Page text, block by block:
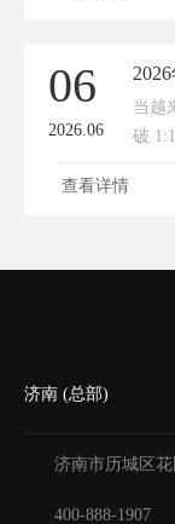
06
2026.06
当越
破
人，
查看详情
济南 (总部)
济南市历城区
400-888-1907